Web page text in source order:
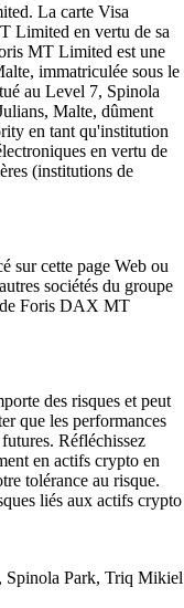
La carte Visa
Limited en vertu de sa
MT Limited est une
immatriculée sous le
au Level 7, Spinola
Malte, dûment
en tant qu'institution
en vertu de
(institutions de
sur cette page Web ou
sociétés du groupe
de Foris DAX MT
des risques et peut
que les performances
Réfléchissez
en actifs crypto en
tolérance au risque.
liés aux actifs crypto
Spinola Park, Triq Mikiel